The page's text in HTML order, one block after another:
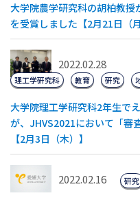
大学院農学研究科の胡柏教
を受賞しました【2月21日（月
2022.02.28
大学院理工学研究科2年生で
が、JHVS2021において「審
【2月3日（木）】
理工学研究科 教育 研究
2022.02.16 研究